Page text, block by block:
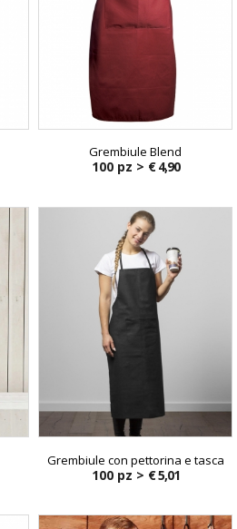
Grembiule Blend
100 pz > € 4,90
Grembiule con pettorina e tasca
100 pz > € 5,01